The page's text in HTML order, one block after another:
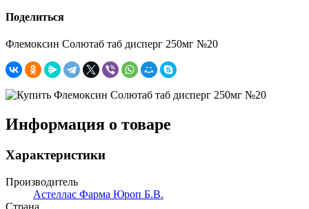
Поделиться
Флемоксин Солютаб таб дисперг 250мг №20
Информация о товаре
Характеристики
Производитель
Астеллас Фарма Юроп Б.В.
Страна